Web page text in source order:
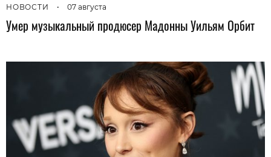
НОВОСТИ • 07 августа
Умер музыкальный продюсер Мадонны Уильям Орбит